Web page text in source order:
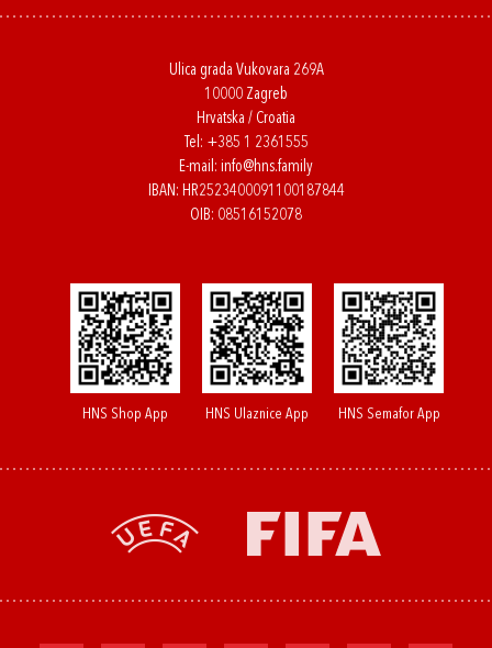
Ulica grada Vukovara 269A
10000 Zagreb
Hrvatska / Croatia
Tel: +385 1 2361555
E-mail: info@hns.family
IBAN: HR2523400091100187844
OIB: 08516152078
HNS Shop App HNS Ulaznice App HNS Semafor App